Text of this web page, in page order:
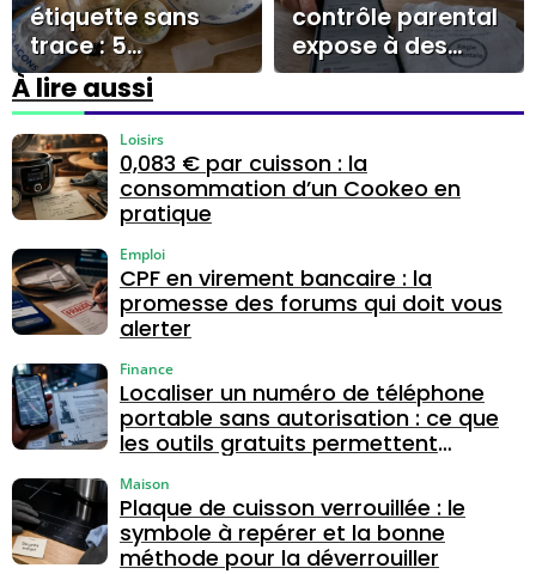
étiquette sans
trace : 5
méthodes
naturelles et
erreurs à éviter
contrôle parental
expose à des
risques
techniques,
sécurité
À lire aussi
0,083 € par cuisson : la
consommation d’un Cookeo en
pratique
Loisirs
CPF en virement bancaire : la
promesse des forums qui doit vous
alerter
Emploi
Localiser un numéro de téléphone
portable sans autorisation : ce que
les outils gratuits permettent
Finance
Plaque de cuisson verrouillée : le
symbole à repérer et la bonne
méthode pour la déverrouiller
Maison